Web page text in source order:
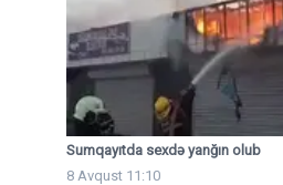
Sumqayıtda sexdə yanğın olub
8 Avqust 11:10